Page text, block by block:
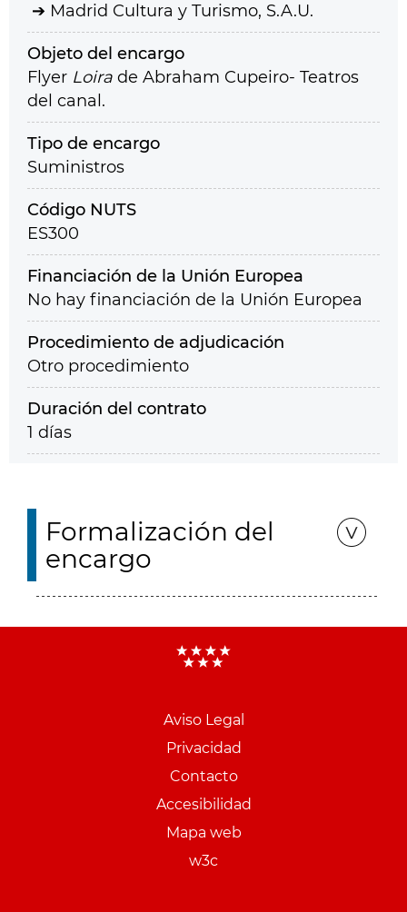
Madrid Cultura y Turismo, S.A.U.
Objeto del encargo
Flyer Loira de Abraham Cupeiro- Teatros
del canal.
Tipo de encargo
Suministros
Código NUTS
ES300
Financiación de la Unión Europea
No hay financiación de la Unión Europea
Procedimiento de adjudicación
Otro procedimiento
Duración del contrato
1 días
Formalización del
encargo
Aviso Legal
Privacidad
Contacto
Accesibilidad
Mapa web
w3c